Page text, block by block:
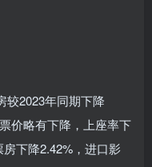
较2023年同期下降
价略有下降，上座率下
下降2.42%，进口影